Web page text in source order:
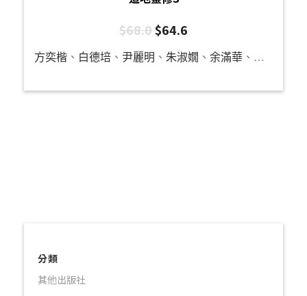
$68.0$64.6
方奕楷 、 白德培 、 尹麗明 、 朱淑嫺 、 余滿華 、 呂國強
分類
其他出版社